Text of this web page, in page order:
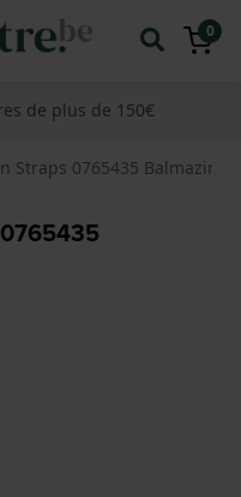
0
de plus de 150€
Straps 0765435 Balmazing